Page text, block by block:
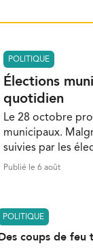
POLITIQUE
Élections
quotidien
Le 28 octobre
municipaux.
suivies par les
Publié le 6 août
POLITIQUE
coups de feu